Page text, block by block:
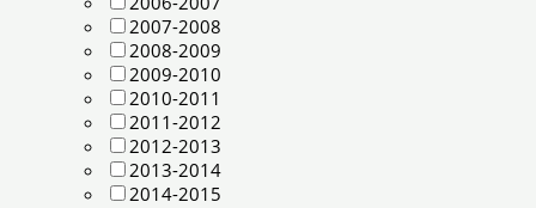
2007-2008
2008-2009
2009-2010
2010-2011
2011-2012
2012-2013
2013-2014
2014-2015